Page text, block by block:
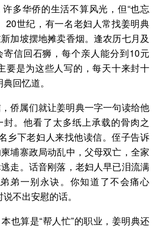
多华侨的生活不算风光，但“也忘
20世纪，有一名老妇人常找姜明典
加坡摆地摊卖香烟。逢农历七月及
信回石狮，每个亲人能分到10元
要是为这些人写的，每天十来封十
回忆道。
侨属们就让姜明典一字一句读给他
。他看了太多纸上承载的骨肉之
乡下老妇人来找他读信。侄子告诉
埔寨政局动乱中，父母双亡，全家
走。话音刚落，老妇人早已泪流满
弟一别永诀。你知道了不会痛心
不出安慰的话。
也算是“帮人忙”的职业，姜明典还